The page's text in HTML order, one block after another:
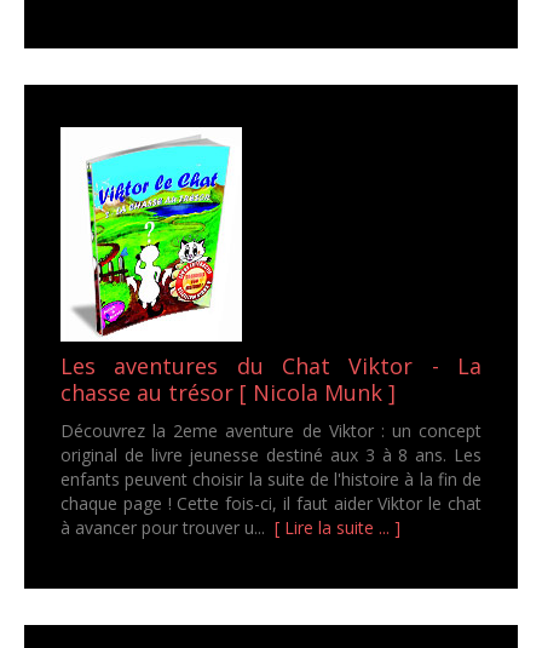
Les aventures du Chat Viktor - La
chasse au trésor [ Nicola Munk ]
Découvrez la 2eme aventure de Viktor : un concept
original de livre jeunesse destiné aux 3 à 8 ans. Les
enfants peuvent choisir la suite de l'histoire à la fin de
chaque page ! Cette fois-ci, il faut aider Viktor le chat
à avancer pour trouver u... [ Lire la suite ... ]